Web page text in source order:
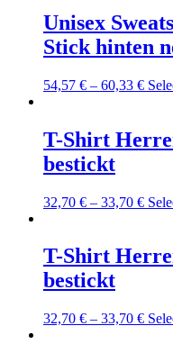
Unisex
Stick hinten
54,57 € – 60,33 €
T-Shirt
bestickt
32,70 € – 33,70 €
T-Shirt
bestickt
32,70 € – 33,70 €